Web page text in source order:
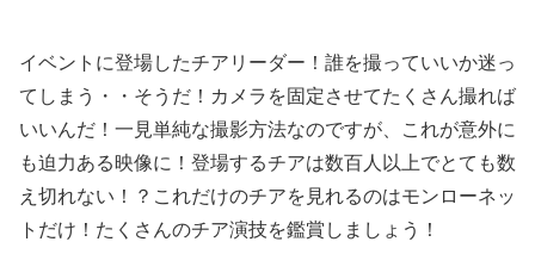
イベントに登場したチアリーダー！誰を撮っていいか迷っ
てしまう・・そうだ！カメラを固定させてたくさん撮れば
いいんだ！一見単純な撮影方法なのですが、これが意外に
も迫力ある映像に！登場するチアは数百人以上でとても数
え切れない！？これだけのチアを見れるのはモンローネッ
トだけ！たくさんのチア演技を鑑賞しましょう！